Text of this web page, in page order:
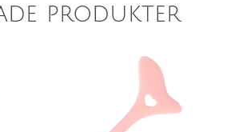
produkter